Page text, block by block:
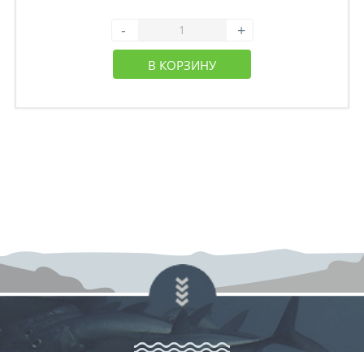
- +
В КОРЗИНУ